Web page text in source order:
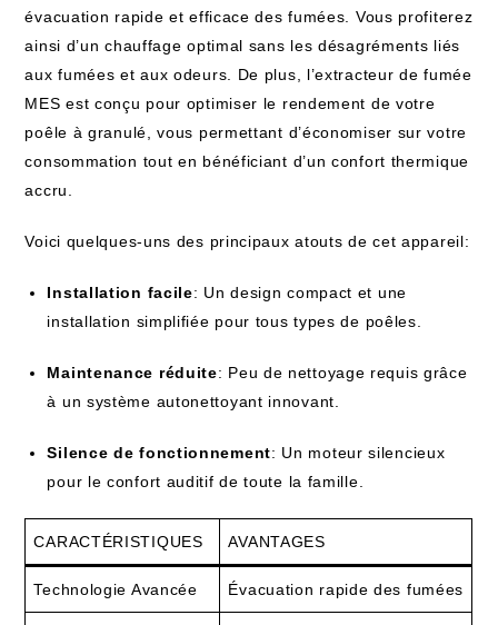
évacuation rapide et efficace des fumées. Vous profiterez
ainsi d’un chauffage optimal sans les désagréments liés
aux fumées et aux odeurs. De plus, l’extracteur de fumée
MES est conçu pour optimiser le rendement de votre
poêle à granulé, vous permettant d’économiser sur votre
consommation tout en bénéficiant d’un confort thermique
accru.
Voici quelques-uns des principaux atouts de cet appareil:
Installation facile: Un design compact et une
installation simplifiée pour tous types de poêles.
Maintenance réduite: Peu de nettoyage requis grâce
à un système autonettoyant innovant.
Silence de fonctionnement: Un moteur silencieux
pour le confort auditif de toute la famille.
CARACTÉRISTIQUES AVANTAGES
Technologie Avancée Évacuation rapide des fumées